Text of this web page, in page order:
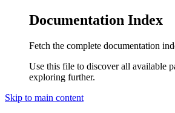
Documentation Index
Fetch the complete documentation
Use this file to discover all available
exploring further.
Skip to main content